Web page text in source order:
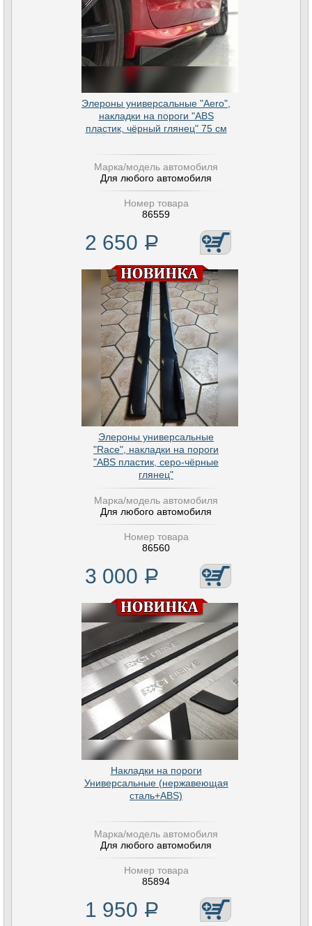
Элероны универсальные "Aero",
накладки на пороги "ABS
пластик, чёрный глянец" 75 см
Марка/модель автомобиля
Для любого автомобиля
Номер товара
86559
2 650 Р
Элероны универсальные
"Race", накладки на пороги
"ABS пластик, серо-чёрные
глянец"
Марка/модель автомобиля
Для любого автомобиля
Номер товара
86560
3 000 Р
Накладки на пороги
Универсальные (нержавеющая
сталь+ABS)
Марка/модель автомобиля
Для любого автомобиля
Номер товара
85894
1 950 Р